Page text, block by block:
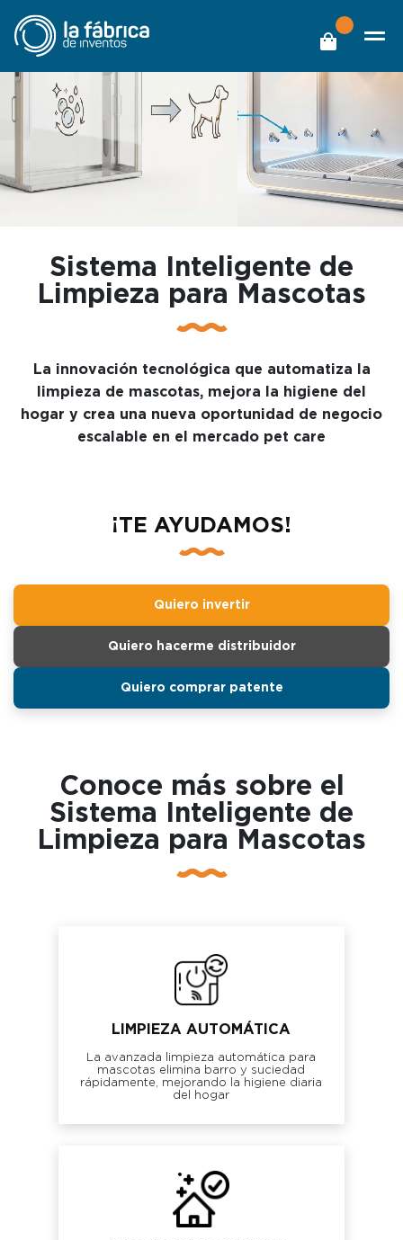
Sistema Inteligente de
Limpieza para Mascotas
La innovación tecnológica que automatiza la
limpieza de mascotas, mejora la higiene del
hogar y crea una nueva oportunidad de negocio
escalable en el mercado pet care
¡TE AYUDAMOS!
Quiero invertir
Quiero hacerme distribuidor
Quiero comprar patente
Conoce más sobre el
Sistema Inteligente de
Limpieza para Mascotas
LIMPIEZA AUTOMÁTICA
La avanzada limpieza automática para
mascotas elimina barro y suciedad
rápidamente, mejorando la higiene diaria
del hogar